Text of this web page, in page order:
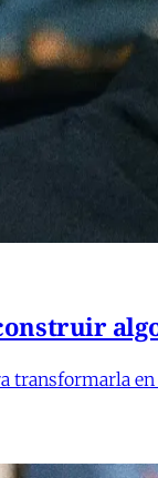
transformarla